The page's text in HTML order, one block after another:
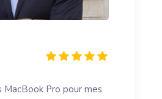
MacBook Pro pour mes